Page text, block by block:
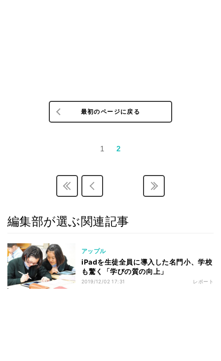
最初のページに戻る
1 2
編集部が選ぶ関連記事
アップル
iPadを生徒全員に導入した名門小、学校
も驚く「学びの質の向上」
2019/12/02 17:31 レポート